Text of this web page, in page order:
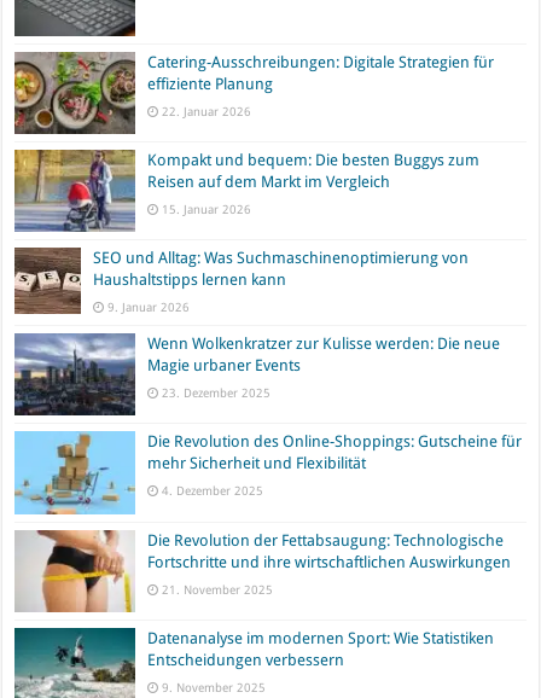
Catering-Ausschreibungen: Digitale Strategien für
effiziente Planung
22. Januar 2026
Kompakt und bequem: Die besten Buggys zum
Reisen auf dem Markt im Vergleich
15. Januar 2026
SEO und Alltag: Was Suchmaschinenoptimierung von
Haushaltstipps lernen kann
9. Januar 2026
Wenn Wolkenkratzer zur Kulisse werden: Die neue
Magie urbaner Events
23. Dezember 2025
Die Revolution des Online-Shoppings: Gutscheine für
mehr Sicherheit und Flexibilität
4. Dezember 2025
Die Revolution der Fettabsaugung: Technologische
Fortschritte und ihre wirtschaftlichen Auswirkungen
21. November 2025
Datenanalyse im modernen Sport: Wie Statistiken
Entscheidungen verbessern
9. November 2025